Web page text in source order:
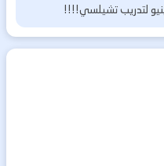
لتدريب تشيلسي!!!!